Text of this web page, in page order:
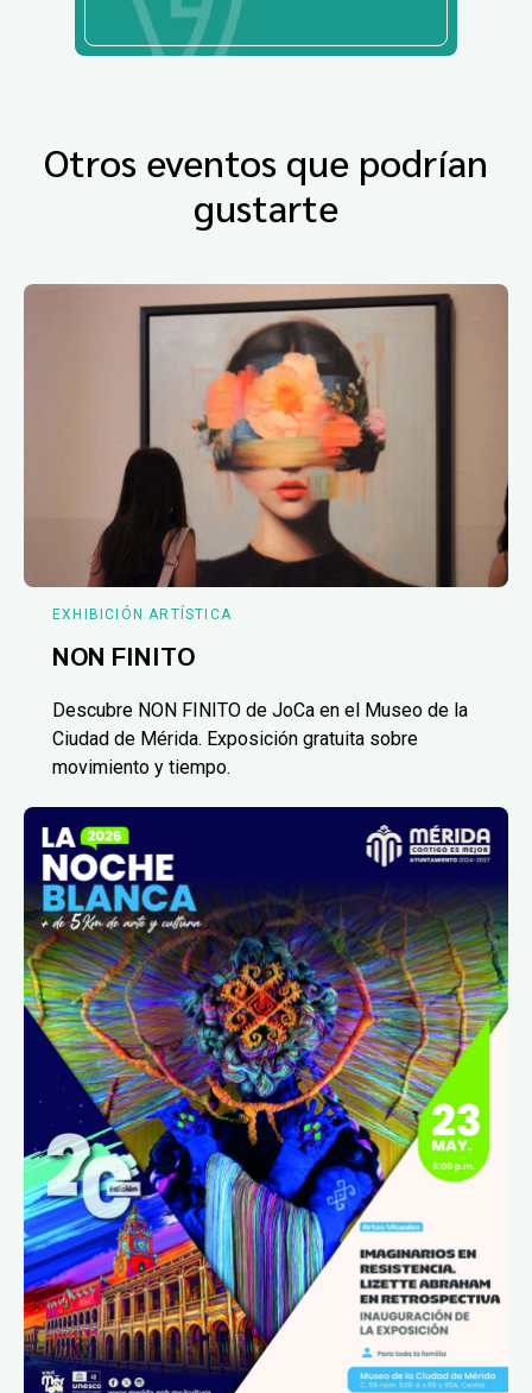
Otros eventos que podrían
gustarte
EXHIBICIÓN ARTÍSTICA
NON FINITO
Descubre NON FINITO de JoCa en el Museo de la
Ciudad de Mérida. Exposición gratuita sobre
movimiento y tiempo.